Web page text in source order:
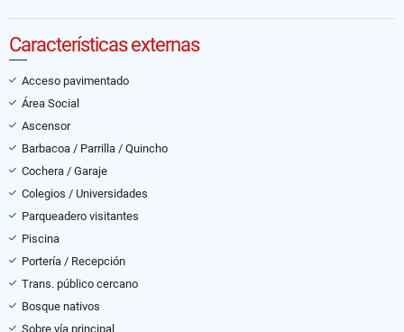
Características externas
Acceso pavimentado
Área Social
Ascensor
Barbacoa / Parrilla / Quincho
Cochera / Garaje
Colegios / Universidades
Parqueadero visitantes
Piscina
Portería / Recepción
Trans. público cercano
Bosque nativos
Sobre vía principal